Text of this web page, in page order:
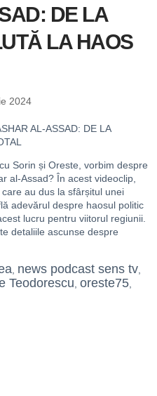
DE LA
LA HAOS
2024
AL-ASSAD: DE LA
Sorin și Oreste, vorbim despre
al-Assad? În acest videoclip,
au dus la sfârșitul unei
adevărul despre haosul politic
lucru pentru viitorul regiunii.
detaliile ascunse despre
news podcast sens tv
Teodorescu oreste75